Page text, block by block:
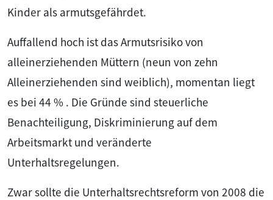
Kinder als armutsgefährdet.
Auffallend hoch ist das Armutsrisiko von
alleinerziehenden Müttern (neun von zehn
Alleinerziehenden sind weiblich), momentan liegt
es bei 44 % . Die Gründe sind steuerliche
Benachteiligung, Diskriminierung auf dem
Arbeitsmarkt und veränderte
Unterhaltsregelungen.
Zwar sollte die Unterhaltsrechtsreform von 2008 die